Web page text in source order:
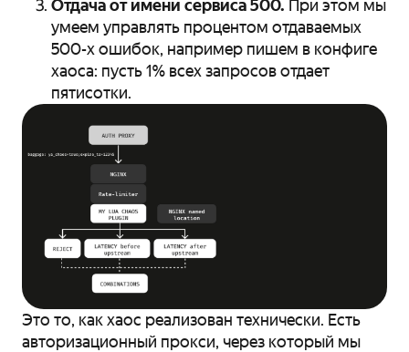
Отдача от имени сервиса 500. При этом мы
умеем управлять процентом отдаваемых
500-x ошибок, например пишем в конфиге
хаоса: пусть 1% всех запросов отдает
пятисотки.
Это то, как хаос реализован технически. Есть
авторизационный прокси, через который мы